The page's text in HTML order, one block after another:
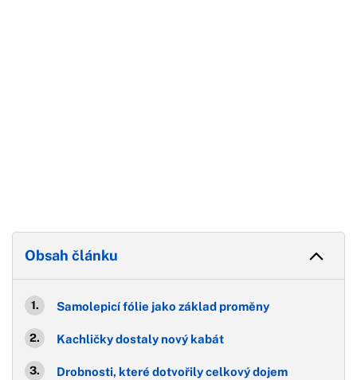
Obsah článku
Samolepicí fólie jako základ proměny
Kachličky dostaly nový kabát
Drobnosti, které dotvořily celkový dojem